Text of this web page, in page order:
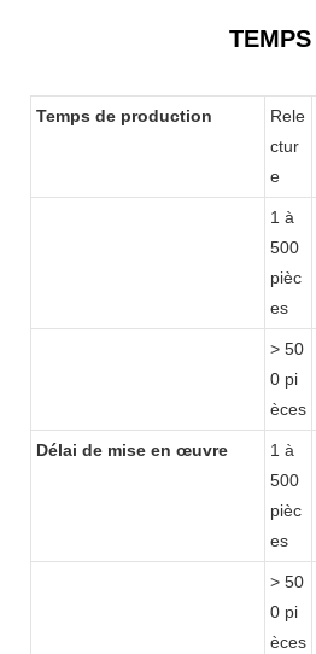
TEMPS
Temps de production
Rele
ctur
e
1 à
500
pièc
es
> 50
0 pi
èces
Délai de mise en œuvre
1 à
500
pièc
es
> 50
0 pi
èces